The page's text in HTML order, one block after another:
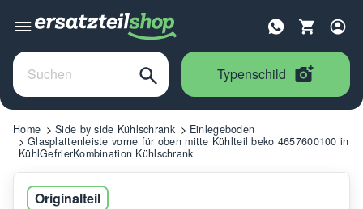
Typenschild
Home Side by side Kühlschrank
Einlegeboden
Glasplattenleiste vorne für oben mitte Kühlteil beko 4657600100 in
KühlGefrierKombination Kühlschrank
Originalteil